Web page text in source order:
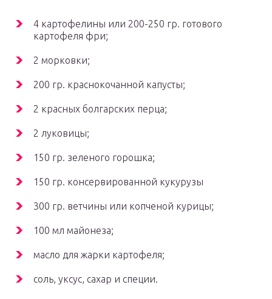
4 картофелины или 200-250 гр. готового
картофеля фри;
2 морковки;
200 гр. краснокочанной капусты;
2 красных болгарских перца;
2 луковицы;
150 гр. зеленого горошка;
150 гр. консервированной кукурузы
300 гр. ветчины или копченой курицы;
100 мл майонеза;
масло для жарки картофеля;
соль, уксус, сахар и специи.